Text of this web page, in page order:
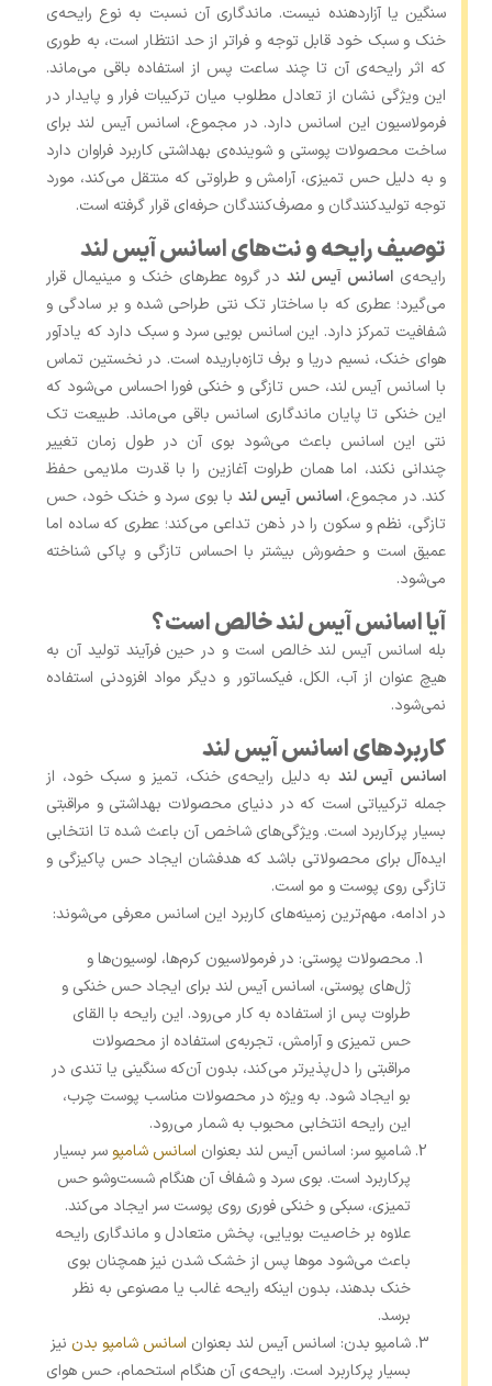
سنگین یا آزاردهنده نیست. ماندگاری آن نسبت به نوع رایحه‌ی
خنک و سبک خود قابل ‌توجه و فراتر از حد انتظار است، به‌ طوری
‌که اثر رایحه‌ی آن تا چند ساعت پس از استفاده باقی می‌ماند.
این ویژگی نشان از تعادل مطلوب میان ترکیبات فرار و پایدار در
فرمولاسیون این اسانس دارد. در مجموع، اسانس آیس لند برای
ساخت محصولات پوستی و شوینده‌ی بهداشتی کاربرد فراوان دارد
و به دلیل حس تمیزی، آرامش و طراوتی که منتقل می‌کند، مورد
توجه تولیدکنندگان و مصرف‌کنندگان حرفه‌ای قرار گرفته است.
توصیف رایحه و نت‌های اسانس آیس لند
رایحه‌ی اسانس آیس لنددر گروه عطرهای خنک و مینیمال قرار
می‌گیرد؛ عطری که با ساختار تک نتی طراحی شده و بر سادگی و
شفافیت تمرکز دارد. این اسانس بویی سرد و سبک دارد که یادآور
هوای خنک، نسیم دریا و برف تازه‌باریده است. در نخستین تماس
با اسانس آیس لند، حس تازگی و خنکی فورا احساس می‌شود که
این خنکی تا پایان ماندگاری اسانس باقی می‌ماند. طبیعت تک
‌نتی این اسانس باعث می‌شود بوی آن در طول زمان تغییر
چندانی نکند، اما همان طراوت آغازین را با قدرت ملایمی حفظ
کند. در مجموع،اسانس آیس لند با بوی سرد و خنک خود، حس
تازگی، نظم و سکون را در ذهن تداعی می‌کند؛ عطری که ساده اما
عمیق است و حضورش بیشتر با احساس تازگی و پاکی شناخته
می‌شود.
آیا اسانس آیس لند خالص است؟
بله اسانس آیس لند خالص است و در حین فرآیند تولید آن به
هیچ عنوان از آب، الکل، فیکساتور و دیگر مواد افزودنی استفاده
نمی‌شود.
کاربردهای اسانس آیس لند
اسانس آیس لند به‌ دلیل رایحه‌ی خنک، تمیز و سبک خود، از
جمله ترکیباتی است که در دنیای محصولات بهداشتی و مراقبتی
بسیار پرکاربرد است. ویژگی‌های شاخص آن باعث شده تا انتخابی
ایده‌آل برای محصولاتی باشد که هدفشان ایجاد حس پاکیزگی و
تازگی روی پوست و مو است.
در ادامه، مهم‌ترین زمینه‌های کاربرد این اسانس معرفی می‌شوند:
محصولات پوستی: در فرمولاسیون کرم‌ها، لوسیون‌ها و
ژل‌های پوستی، اسانس آیس لند برای ایجاد حس خنکی و
طراوت پس از استفاده به کار می‌رود. این رایحه با القای
حس تمیزی و آرامش، تجربه‌ی استفاده از محصولات
مراقبتی را دل‌پذیرتر می‌کند، بدون آن‌که سنگینی یا تندی در
بو ایجاد شود. به ‌ویژه در محصولات مناسب پوست چرب،
این رایحه انتخابی محبوب به شمار می‌رود.
شامپو سر: اسانس آیس لند بعنوان اسانس شامپو سر بسیار
پرکاربرد است. بوی سرد و شفاف آن هنگام شست‌وشو حس
تمیزی، سبکی و خنکی فوری روی پوست سر ایجاد می‌کند.
علاوه بر خاصیت بویایی، پخش متعادل و ماندگاری رایحه
باعث می‌شود موها پس از خشک شدن نیز همچنان بوی
خنک بدهند، بدون اینکه رایحه غالب یا مصنوعی به نظر
برسد.
شامپو بدن: اسانس آیس لند بعنوان اسانس شامپو بدن نیز
بسیار پرکاربرد است. رایحه‌ی آن هنگام استحمام، حس هوای